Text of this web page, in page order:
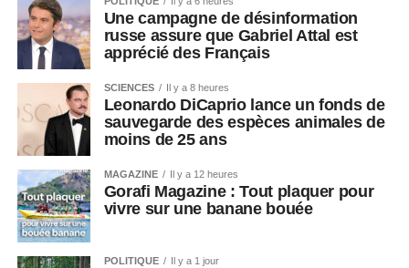
Une campagne de désinformation
russe assure que Gabriel Attal est
apprécié des Français
SCIENCES Il y a 8 heures
Leonardo DiCaprio lance un fonds de
sauvegarde des espèces animales de
moins de 25 ans
MAGAZINE Il y a 12 heures
Gorafi Magazine : Tout plaquer pour
vivre sur une banane bouée
POLITIQUE Il y a 1 jour